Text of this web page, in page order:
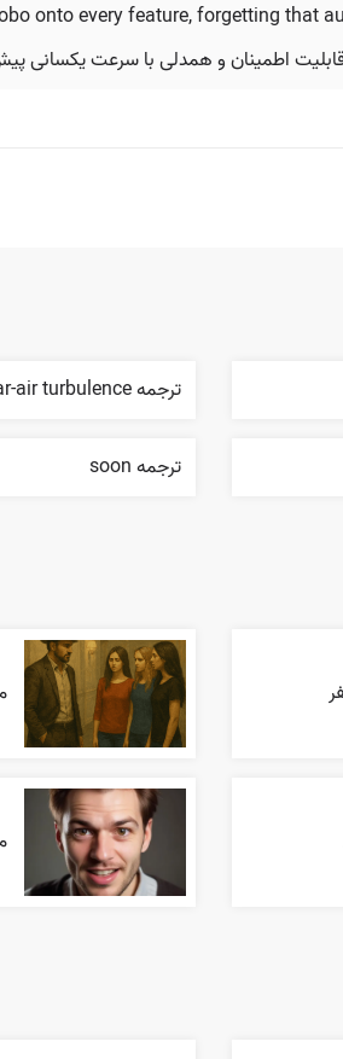
onto every feature, forgetting that
قابلیت اطمینان و همدلی با سرعت یکسانی
ترجمه clear-air turbulence
ترجمه soon